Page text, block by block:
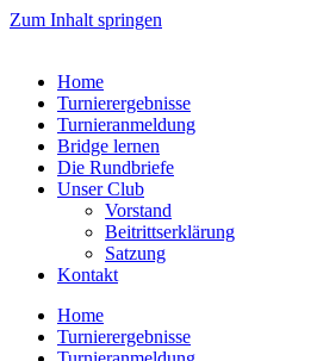
Zum Inhalt springen
Home
Turnierergebnisse
Turnieranmeldung
Bridge lernen
Die Rundbriefe
Unser Club
Vorstand
Beitrittserklärung
Satzung
Kontakt
Home
Turnierergebnisse